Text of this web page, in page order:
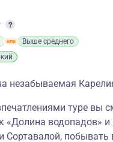
Выше среднего
незабываемая
туре вы
«Долина водопадов»
побывать